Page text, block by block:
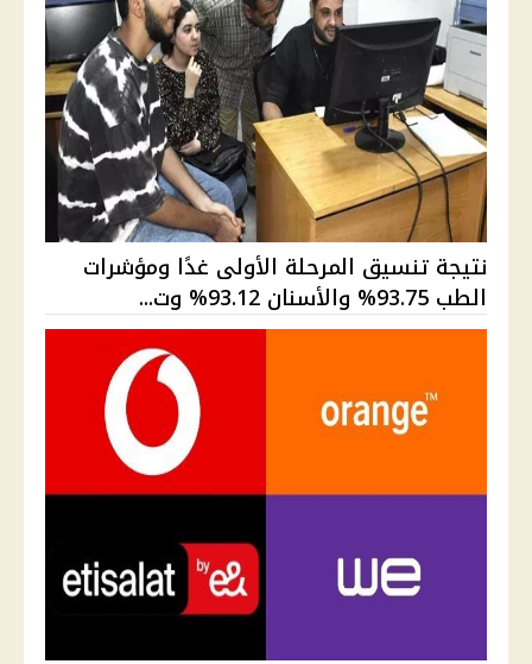
نتيجة تنسيق المرحلة الأولى غدًا ومؤشرات
الطب 93.75% والأسنان 93.12% وت...